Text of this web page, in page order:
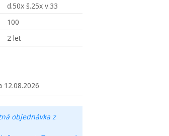
d.50x š.25x v.33
100
2 let
12.08.2026
objednávka z